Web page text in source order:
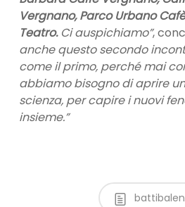
Vergnano, Parco Urbano
Teatro.Ci auspichiamo”,
anche questo secondo
come il primo, perché mai
abbiamo bisogno di aprire
scienza, per capire i nuovi
insieme.”